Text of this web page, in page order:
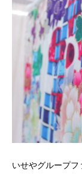
いせやグループフ